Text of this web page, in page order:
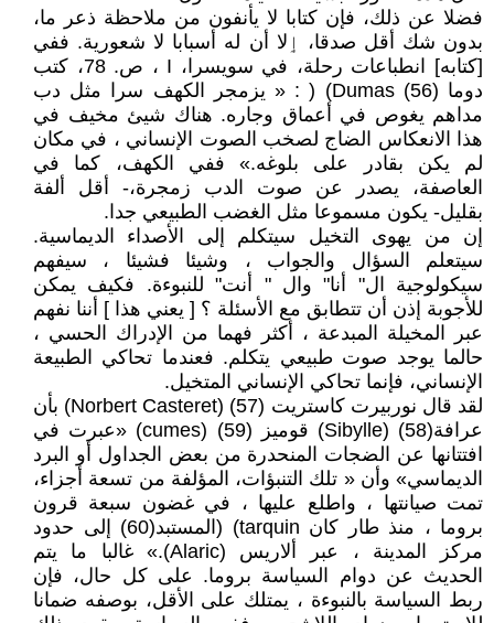
فضلا عن ذلك، فإن كتابا لا يأنفون من ملاحظة ذعر ما،
بدون شك أقل صدقا، ٳلا أن له أسبابا لا شعورية. ففي
[كتابه] انطباعات رحلة، في سويسرا، I ، ص. 78، كتب
دوما (56) Dumas) ( : « يزمجر الكهف سرا مثل دب
مداهم يغوص في أعماق وجاره. هناك شيئ مخيف في
هذا الانعكاس الضاج لصخب الصوت الإنساني ، في مكان
لم يكن بقادر على بلوغه.» ففي الكهف، كما في
العاصفة، يصدر عن صوت الدب زمجرة،- أقل ألفة
بقليل- يكون مسموعا مثل الغضب الطبيعي جدا.
إن من يهوى التخيل سيتكلم إلى الأصداء الديماسية.
سيتعلم السؤال والجواب ، وشيئا فشيئا ، سيفهم
سيكولوجية ال" أنا" وال " أنت" للنبوءة. فكيف يمكن
للأجوبة إذن أن تتطابق مع الأسئلة ؟ [ يعني هذا ] أننا نفهم
عبر المخيلة المبدعة ، أكثر فهما من الإدراك الحسي ،
حالما يوجد صوت طبيعي يتكلم. فعندما تحاكي الطبيعة
الإنساني، فإنما تحاكي الإنساني المتخيل.
لقد قال نوربيرت كاستريت (57) (Norbert Casteret) بأن
عرافة(58) (Sibylle) قوميز (59) (cumes) «عبرت في
افتتانها عن الضجات المنحدرة من بعض الجداول أو البرد
الديماسي» وأن « تلك التنبؤات، المؤلفة من تسعة أجزاء،
تمت صيانتها ، واطلع عليها ، في غضون سبعة قرون
بروما ، منذ طار كان tarquin) (المستبد(60) إلى حدود
مركز المدينة ، عبر ألاريس (Alaric).» غالبا ما يتم
الحديث عن دوام السياسة بروما. على كل حال، فإن
ربط السياسة بالنبوءة ، يمتلك على الأقل، بوصفه ضمانا